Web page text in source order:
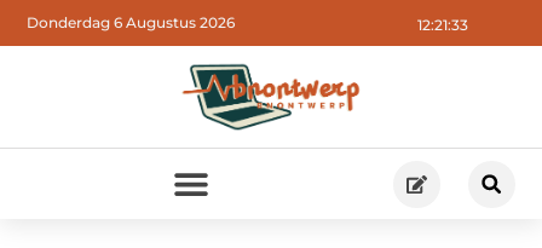
12:21:34
Donderdag 6 Augustus 2026